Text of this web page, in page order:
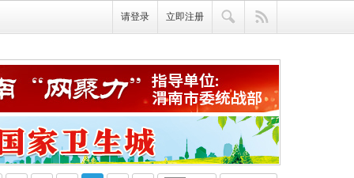
请登录 立即注册